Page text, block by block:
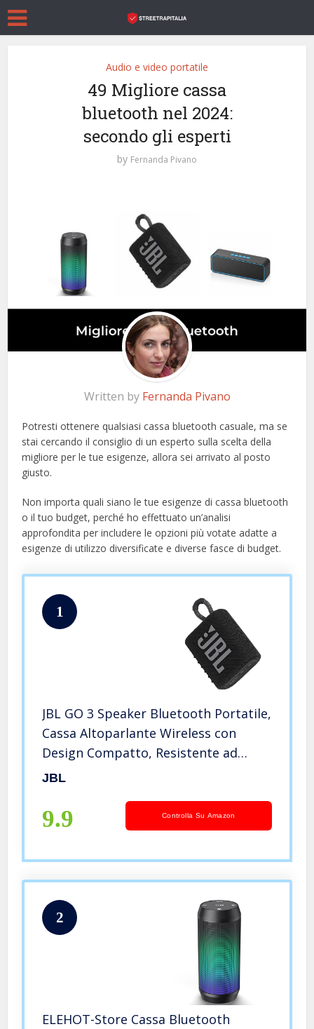
Audio e video portatile
49 Migliore cassa
bluetooth nel 2024:
secondo gli esperti
by Fernanda Pivano
Written by Fernanda Pivano
Potresti ottenere qualsiasi cassa bluetooth casuale, ma se
stai cercando il consiglio di un esperto sulla scelta della
migliore per le tue esigenze, allora sei arrivato al posto
giusto.
Non importa quali siano le tue esigenze di cassa bluetooth
o il tuo budget, perché ho effettuato un’analisi
approfondita per includere le opzioni più votate adatte a
esigenze di utilizzo diversificate e diverse fasce di budget.
1
JBL GO 3 Speaker Bluetooth Portatile,
Cassa Altoparlante Wireless con
Design Compatto, Resistente ad
Acqua e Polvere IPX67, fino a 5 h di
JBL
9.9 Controlla Su Amazon
2
ELEHOT-Store Cassa Bluetooth